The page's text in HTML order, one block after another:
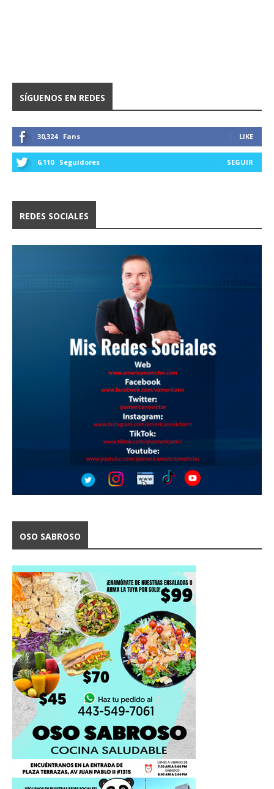
SÍGUENOS EN REDES
30,324 Fans LIKE
6,110 Seguidores SEGUIR
REDES SOCIALES
OSO SABROSO